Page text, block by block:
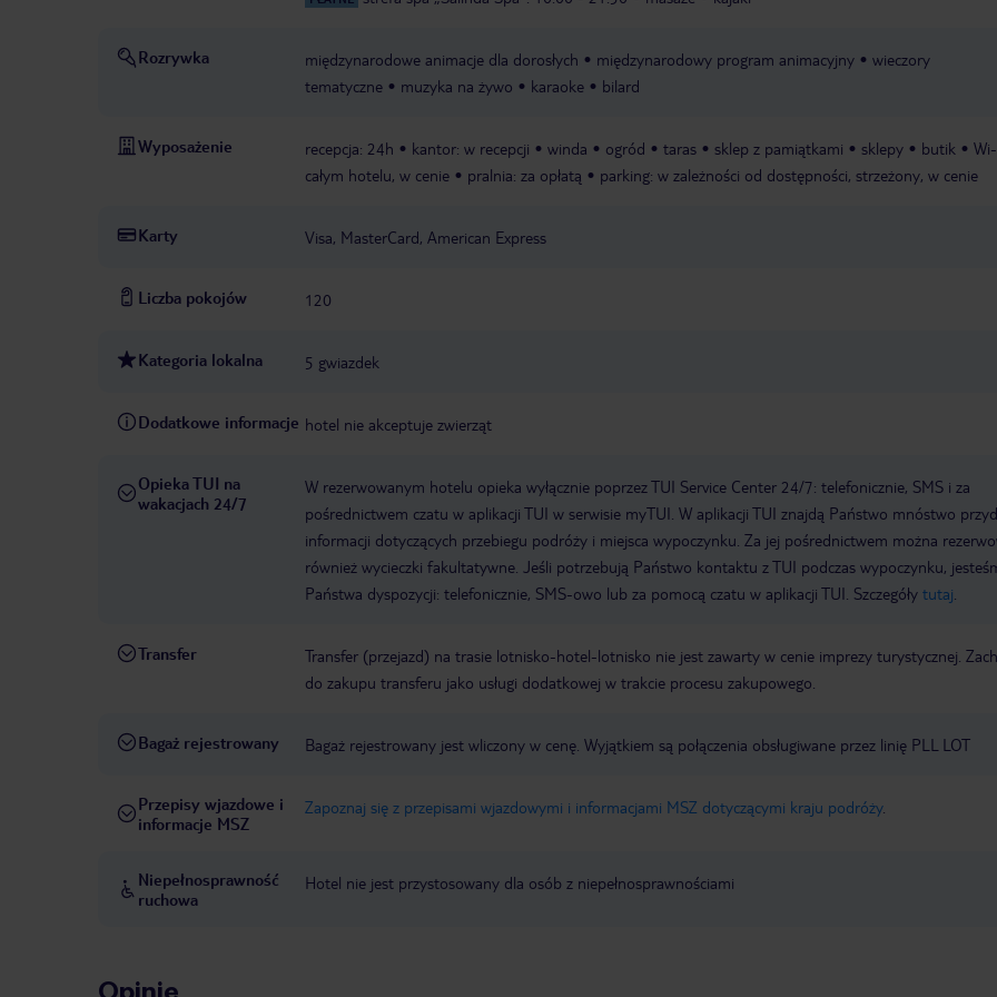
Rozrywka międzynarodowe animacje dla dorosłych międzynarodowy program animacyjny
wieczory
tematyczne
muzyka na żywo karaoke bilard
Wyposażenie recepcja: 24h kantor: w recepcji winda ogród taras sklep z pamiątkami sklepy butik
całym hotelu, w cenie
pralnia: za opłatą parking: w zależności od dostępności, strzeżony, w cenie
Karty Visa, MasterCard, American Express
Liczba pokojów 120
Kategoria lokalna 5 gwiazdek
Dodatkowe informacje hotel nie akceptuje zwierząt
Opieka TUI na
wakacjach 24/7
W rezerwowanym hotelu opieka wyłącznie poprzez TUI Service Center 24/7: telefonicznie, SMS i za
pośrednictwem czatu w aplikacji TUI w serwisie myTUI. W aplikacji TUI znajdą Państwo mnóstwo
informacji dotyczących przebiegu podróży i miejsca wypoczynku. Za jej pośrednictwem można
również wycieczki fakultatywne. Jeśli potrzebują Państwo kontaktu z TUI podczas wypoczynku,
Państwa dyspozycji: telefonicznie, SMS-owo lub za pomocą czatu w aplikacji TUI. Szczegóły tutaj
Transfer
Transfer (przejazd) na trasie lotnisko-hotel-lotnisko nie jest zawarty w cenie imprezy turystycznej.
do zakupu transferu jako usługi dodatkowej w trakcie procesu zakupowego.
Bagaż rejestrowany Bagaż rejestrowany jest wliczony w cenę. Wyjątkiem są połączenia obsługiwane przez linię PLL LOT
Przepisy wjazdowe i
informacje MSZ
Zapoznaj się z przepisami wjazdowymi i informacjami MSZ dotyczącymi kraju podróży.
Niepełnosprawność
ruchowa
Hotel nie jest przystosowany dla osób z niepełnosprawnościami